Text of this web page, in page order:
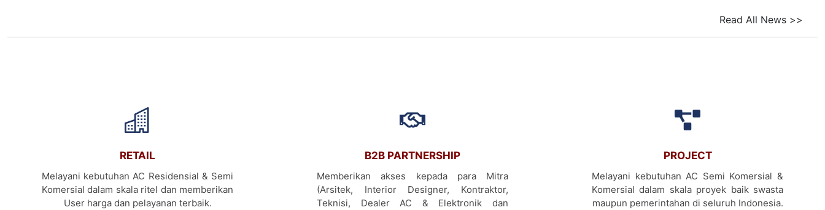
Read All News >>
RETAIL
Melayani kebutuhan AC Residensial & Semi
Komersial dalam skala ritel dan memberikan
User harga dan pelayanan terbaik.
B2B PARTNERSHIP
Memberikan akses kepada para Mitra
(Arsitek, Interior Designer, Kontraktor,
Teknisi, Dealer AC & Elektronik dan
PROJECT
Melayani kebutuhan AC Semi Komersial &
Komersial dalam skala proyek baik swasta
maupun pemerintahan di seluruh Indonesia.